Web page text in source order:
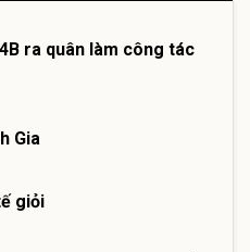
ra quân làm công tác
Gia
giỏi